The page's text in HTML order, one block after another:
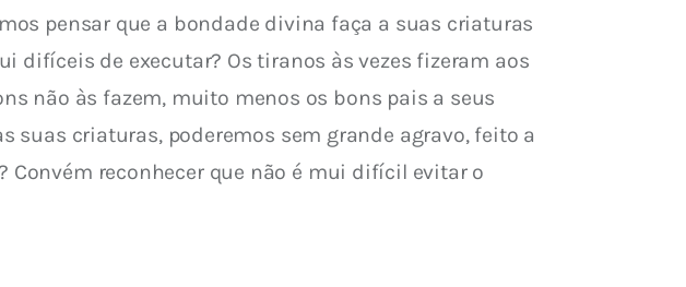
pensar que a bondade divina faça a suas criaturas
difíceis de executar? Os tiranos às vezes fizeram aos
não às fazem, muito menos os bons pais a seus
suas criaturas, poderemos sem grande agravo, feito a
reconhecer que não é mui difícil evitar o